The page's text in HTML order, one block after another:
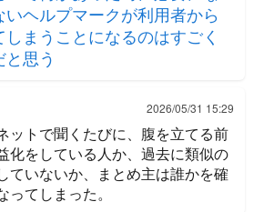
いヘルプマークが利用者から
しまうことになるのはすごく
思う
2026/05/31 15:29
ットで聞くたびに、腹を立てる前
化をしている人か、過去に類似の
ていないか、まとめ主は誰かを確
てしまった。